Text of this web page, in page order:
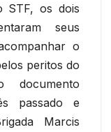
STF, os dois
seus
o
peritos do
documento
passado e
Marcis